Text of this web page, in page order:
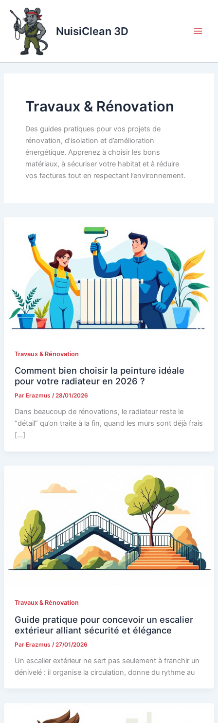
contenu
NuisiClean 3D
Travaux & Rénovation
Des guides pratiques pour vos projets de
rénovation, d’isolation et d’amélioration
énergétique. Apprenez à choisir les bons
matériaux, à sécuriser votre habitat et à réduire
vos factures tout en respectant l’environnement.
Travaux & Rénovation
Comment bien choisir la peinture idéale
pour votre radiateur en 2026 ?
Par Erazmus /28/01/2026
Dans beaucoup de rénovations, le radiateur reste le
“détail” qu’on traite à la fin, quand les murs sont déjà frais
[…]
Travaux & Rénovation
Guide pratique pour concevoir un escalier
extérieur alliant sécurité et élégance
Par Erazmus /27/01/2026
Un escalier extérieur ne sert pas seulement à franchir un
dénivelé : il organise la circulation, donne du rythme au